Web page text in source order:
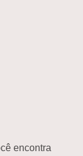
encontra